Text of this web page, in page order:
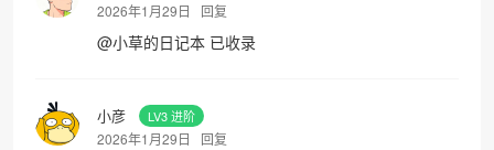
2026年1月29日 回复
@小草的日记本 已收录
小彦 LV3 进阶
2026年1月29日 回复